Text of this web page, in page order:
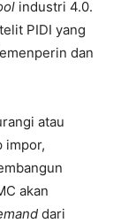
industri 4.0.
PIDI yang
dan
atau
impor,
akan
dari